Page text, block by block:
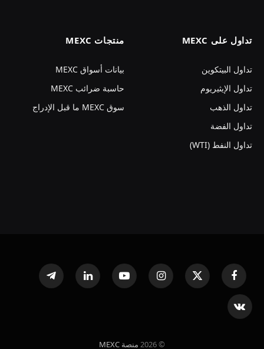
تداول على MEXC
تداول البيتكوين
تداول الإيثيريوم
تداول الذهب
تداول الفضة
تداول النفط (WTI)
منتجات MEXC
بيانات أسواق MEXC
حاسبة ضرائب MEXC
سوق MEXC ما قبل الإدراج
فيسبوك
X
(Twitter)
الانستغرام يوتيوب لينكدإن تيلقرام
VKontakte
© 2026 منصة MEXC